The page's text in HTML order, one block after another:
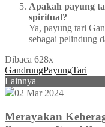
Apakah payung
spiritual?
Ya, payung tari
sebagai pelindung
Dibaca 628x
GandrungPayungTari
Lainnya
02 Mar 2024
Merayakan